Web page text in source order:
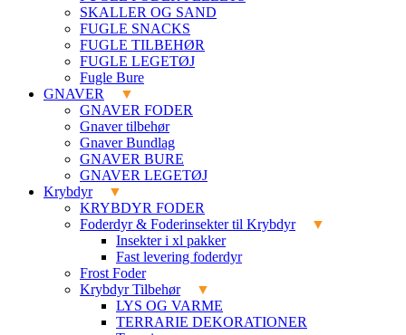
SKALLER OG SAND
FUGLE SNACKS
FUGLE TILBEHØR
FUGLE LEGETØJ
Fugle Bure
GNAVER
GNAVER FODER
Gnaver tilbehør
Gnaver Bundlag
GNAVER BURE
GNAVER LEGETØJ
Krybdyr
KRYBDYR FODER
Foderdyr & Foderinsekter til Krybdyr
Insekter i xl pakker
Fast levering foderdyr
Frost Foder
Krybdyr Tilbehør
LYS OG VARME
TERRARIE DEKORATIONER